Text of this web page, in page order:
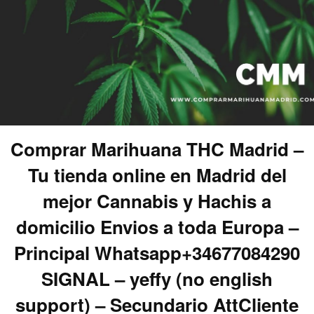
Comprar Marihuana THC Madrid –
Tu tienda online en Madrid del
mejor Cannabis y Hachis a
domicilio Envios a toda Europa –
Principal Whatsapp+34677084290
SIGNAL – yeffy (no english
support) – Secundario AttCliente